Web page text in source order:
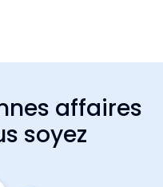
affaires
soyez